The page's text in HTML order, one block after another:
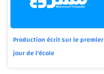
Production écrit sur le premier
jour de l'école